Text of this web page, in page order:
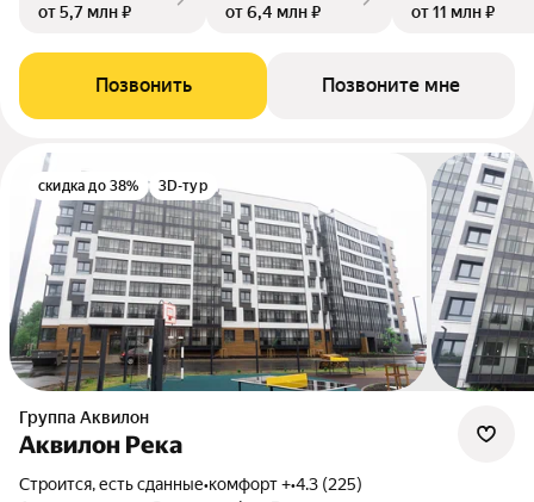
от 5,7 млн ₽
от 6,4 млн ₽
от 11 млн ₽
Позвонить Позвоните мне
скидка до 38% 3D-тур
Группа Аквилон
Аквилон Река
Строится, есть сданные•комфорт +•4.3 (225)